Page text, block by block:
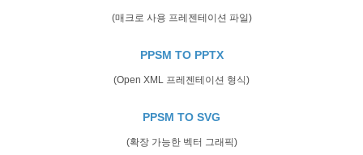
(매크로 사용 프레젠테이션 파일)
PPSM TO PPTX
(Open XML 프레젠테이션 형식)
PPSM TO SVG
(확장 가능한 벡터 그래픽)